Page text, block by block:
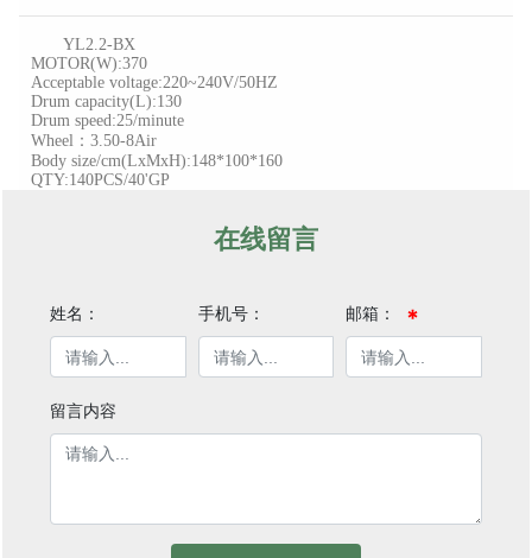
YL2.2-BX
MOTOR(W):370
Acceptable voltage:220~240V/50HZ
Drum capacity(L):130
Drum speed:25/minute
Wheel：3.50-8Air
Body size/cm(LxMxH):148*100*160
QTY:140PCS/40'GP
在线留言
姓名： 手机号： 邮箱：
留言内容